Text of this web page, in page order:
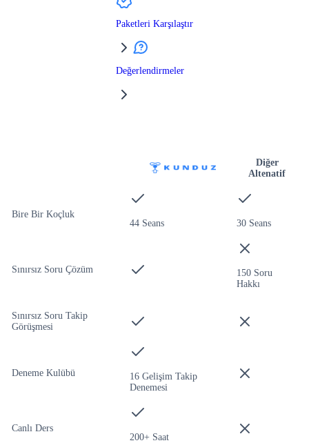
Paketleri Karşılaştır
Değerlendirmeler
Diğer
Altenatif
Bire Bir Koçluk
44 Seans
30 Seans
Sınırsız Soru Çözüm
150 Soru
Hakkı
Sınırsız Soru Takip
Görüşmesi
Deneme Kulübü
16 Gelişim Takip
Denemesi
Canlı Ders
200+ Saat